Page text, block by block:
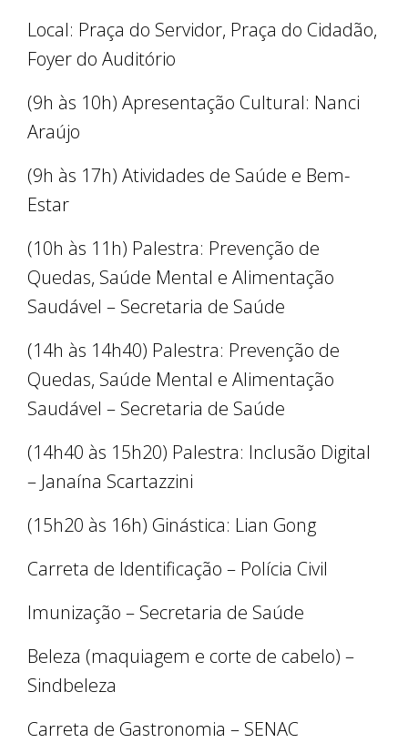
Local: Praça do Servidor, Praça do Cidadão,
Foyer do Auditório
(9h às 10h) Apresentação Cultural: Nanci
Araújo
(9h às 17h) Atividades de Saúde e Bem-
Estar
(10h às 11h) Palestra: Prevenção de
Quedas, Saúde Mental e Alimentação
Saudável – Secretaria de Saúde
(14h às 14h40) Palestra: Prevenção de
Quedas, Saúde Mental e Alimentação
Saudável – Secretaria de Saúde
(14h40 às 15h20) Palestra: Inclusão Digital
– Janaína Scartazzini
(15h20 às 16h) Ginástica: Lian Gong
Carreta de Identificação – Polícia Civil
Imunização – Secretaria de Saúde
Beleza (maquiagem e corte de cabelo) –
Sindbeleza
Carreta de Gastronomia – SENAC